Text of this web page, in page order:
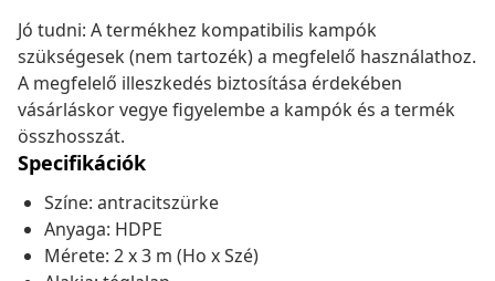
Jó tudni: A termékhez kompatibilis kampók
szükségesek (nem tartozék) a megfelelő használathoz.
A megfelelő illeszkedés biztosítása érdekében
vásárláskor vegye figyelembe a kampók és a termék
összhosszát.
Specifikációk
Színe: antracitszürke
Anyaga: HDPE
Mérete: 2 x 3 m (Ho x Szé)